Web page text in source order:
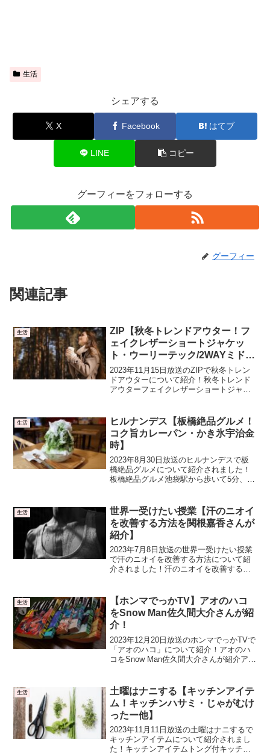
生活
シェアする
X Facebook はてブ
LINE コピー
グーフィーをフォローする
グーフィー
関連記事
生活
ZIP【秋冬トレンドアウター！フ
ェイクレザーショートジャケッ
ト・ウーリーテック/2WAYミドル
ケープコート】
2023年11月15日放送のZIPで秋冬トレン
ドアウターについて紹介！秋冬トレンド
アウターフェイクレザーショートジャケ
ート丈でスタイルアップも効果抜群で
す！オーバー...
生活
ヒルナンデス【板橋絶品グルメ！
コク旨カレーパン・かき氷宇治金
時】
2023年8月30日放送のヒルナンデスで板
橋絶品グルメについて紹介されました！
板橋絶品グルメ池袋駅から歩いて5分、全
都板橋区５コク旨カレーパン揚げたてが
食べれるよう...
生活
世界一受けたい授業【汗のニオイ
を改善する方法を関根嘉香さんが
紹介】
2023年7月8日放送の世界一受けたい授業
で汗のニオイを改善する方法について紹
介されました！汗のニオイを改善する方
ニア臭が出ます・汗腺が劣化すると汗を
かきにくくなって老...
生活
【ホンマでっかTV】アオのハコ
をSnow Man佐久間大介さんが紹
介！
2023年12月20日放送のホンマでっかTVで
「アオのハコ」について紹介！アオのハ
コをSnow Man佐久間大介さんが紹介アイ
んが、今、週刊少年ジャンプで一番ア...
生活
土曜はナニする【キッチンアイテ
ム！キッチンハサミ・じゃがむけ
ったー他】
2023年11月11日放送の土曜はナニするで
キッチンアイテムについて紹介されまし
た！キッチンアイテムトング付キッチン